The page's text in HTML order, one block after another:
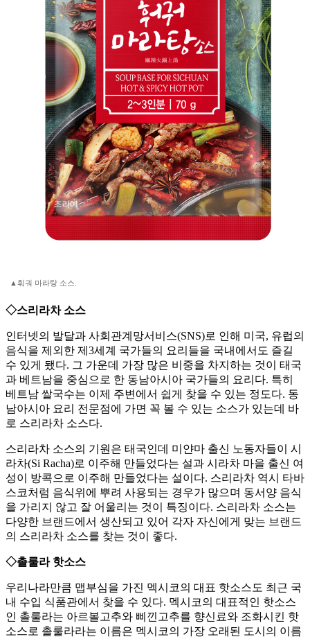
▲훠궈 마라탕 소스.
◇스리라차 소스
인터넷의 발달과 사회관계망서비스(SNS)로 인해 미국, 유럽의
음식을 제외한 제3세계 국가들의 요리들을 국내에서도 즐길
수 있게 됐다. 그 가운데 가장 많은 비중을 차지하는 것이 태국
과 베트남을 중심으로 한 동남아시아 국가들의 요리다. 특히
베트남 쌀국수는 이제 주변에서 쉽게 찾을 수 있는 정도다. 동
남아시아 요리 전문점에 가면 꼭 볼 수 있는 소스가 있는데 바
로 스리라차 소스다.
스리라차 소스의 기원은 태국인데 미얀마 출신 노동자들이 시
라차(Si Racha)로 이주해 만들었다는 설과 시라차 마을 출신 여
성이 방콕으로 이주해 만들었다는 설이다. 스리라차 역시 타바
스코처럼 음식위에 뿌려 사용되는 경우가 많으며 동서양 음식
을 가리지 않고 잘 어울리는 것이 특징이다. 스리라차 소스는
다양한 브랜드에서 생산되고 있어 각자 자신에게 맞는 브랜드
의 스리라차 소스를 찾는 것이 좋다.
◇촐룰라 핫소스
우리나라만큼 맵부심을 가진 멕시코의 대표 핫소스도 최근 국
내 수입 식품관에서 찾을 수 있다. 멕시코의 대표적인 핫소스
인 촐룰라는 아르볼고추와 삐낀고추를 향신료와 조화시킨 핫
소스로 촐룰라라는 이름은 멕시코의 가장 오래된 도시의 이름